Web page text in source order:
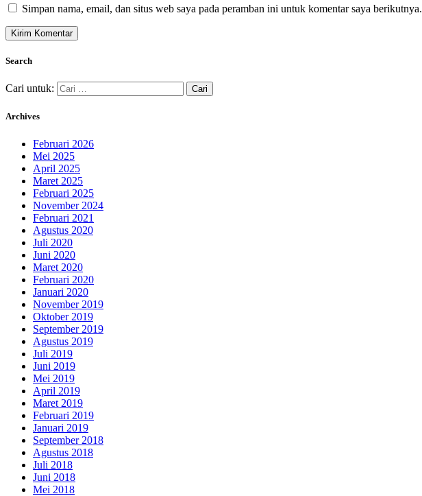
Simpan nama, email, dan situs web saya pada peramban ini untuk komentar saya berikutnya.
Search
Cari untuk:
Archives
Februari 2026
Mei 2025
April 2025
Maret 2025
Februari 2025
November 2024
Februari 2021
Agustus 2020
Juli 2020
Juni 2020
Maret 2020
Februari 2020
Januari 2020
November 2019
Oktober 2019
September 2019
Agustus 2019
Juli 2019
Juni 2019
Mei 2019
April 2019
Maret 2019
Februari 2019
Januari 2019
September 2018
Agustus 2018
Juli 2018
Juni 2018
Mei 2018